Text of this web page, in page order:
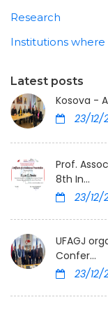
Research
Institutions
Latest posts
Kosova -
23/12/
Prof.
8th In...
23/12/
UFAGJ
Confer...
23/12/